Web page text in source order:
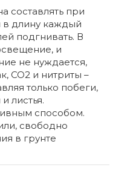
составлять при
в длину каждый
подгнивать. В
и
не нуждается,
СО2 и нитриты –
только побеги,
листья.
способом.
свободно
в грунте
Без налога:45 MDL